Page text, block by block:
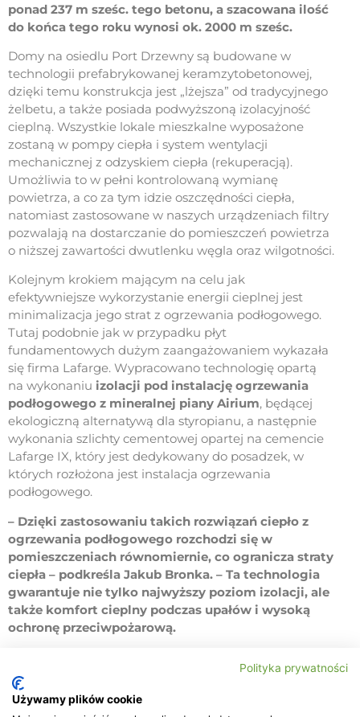
ponad 237 m sześc. tego betonu, a szacowana ilość
do końca tego roku wynosi ok. 2000 m sześc.
Domy na osiedlu Port Drzewny są budowane w
technologii prefabrykowanej keramzytobetonowej,
dzięki temu konstrukcja jest „lżejsza” od tradycyjnego
żelbetu, a także posiada podwyższoną izolacyjność
cieplną. Wszystkie lokale mieszkalne wyposażone
zostaną w pompy ciepła i system wentylacji
mechanicznej z odzyskiem ciepła (rekuperacją).
Umożliwia to w pełni kontrolowaną wymianę
powietrza, a co za tym idzie oszczędności ciepła,
natomiast zastosowane w naszych urządzeniach filtry
pozwalają na dostarczanie do pomieszczeń powietrza
o niższej zawartości dwutlenku węgla oraz wilgotności.
Kolejnym krokiem mającym na celu jak
efektywniejsze wykorzystanie energii cieplnej jest
minimalizacja jego strat z ogrzewania podłogowego.
Tutaj podobnie jak w przypadku płyt
fundamentowych dużym zaangażowaniem wykazała
się firma Lafarge. Wypracowano technologię opartą
na wykonaniu izolacji pod instalację ogrzewania
podłogowego z mineralnej piany Airium, będącej
ekologiczną alternatywą dla styropianu, a następnie
wykonania szlichty cementowej opartej na cemencie
Lafarge IX, który jest dedykowany do posadzek, w
których rozłożona jest instalacja ogrzewania
podłogowego.
– Dzięki zastosowaniu takich rozwiązań ciepło z
ogrzewania podłogowego rozchodzi się w
pomieszczeniach równomiernie, co ogranicza straty
ciepła – podkreśla Jakub Bronka. – Ta technologia
gwarantuje nie tylko najwyższy poziom izolacji, ale
także komfort cieplny podczas upałów i wysoką
ochronę przeciwpożarową.
z innymi metodami izolacji i w pełni nadaje się do
recyklingu. – Wybór tych, a nie innych rozwiązań i
materiałów nie jest przypadkowy – podkreśla prezes
Polityka prywatności
Używamy plików cookie